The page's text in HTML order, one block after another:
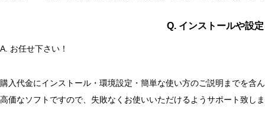
Q. インストールや設
A. お任せ下さい！
購入代金にインストール・環境設定・簡単な使い方のご説明までを含
高価なソフトですので、失敗なくお使いいただけるようサポート致し